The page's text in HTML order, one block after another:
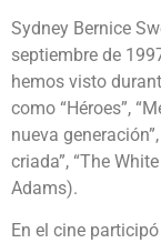
Sydney Bernice
septiembre de
hemos visto
como “Héroes”,
nueva
criada”, “The
Adams).
En el cine